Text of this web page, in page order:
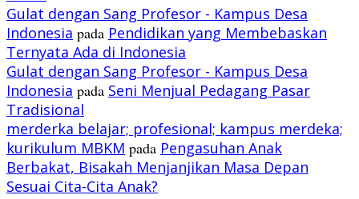
Gulat dengan Sang Profesor - Kampus Desa
Indonesia pada Pendidikan yang Membebaskan
Ternyata Ada di Indonesia
Gulat dengan Sang Profesor - Kampus Desa
Indonesia pada Seni Menjual Pedagang Pasar
Tradisional
merderka belajar; profesional; kampus merdeka;
kurikulum MBKM pada Pengasuhan Anak
Berbakat, Bisakah Menjanjikan Masa Depan
Sesuai Cita-Cita Anak?